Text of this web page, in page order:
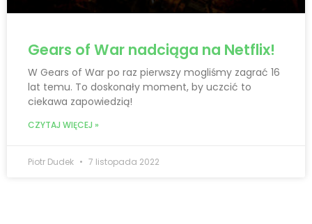
Gears of War nadciąga na Netflix!
W Gears of War po raz pierwszy mogliśmy zagrać 16
lat temu. To doskonały moment, by uczcić to
ciekawa zapowiedzią!
CZYTAJ WIĘCEJ »
Piotr Dudek 7 listopada 2022